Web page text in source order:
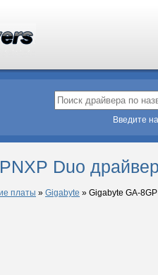
Введите
Duo
платы » Gigabyte » Gigabyte GA-